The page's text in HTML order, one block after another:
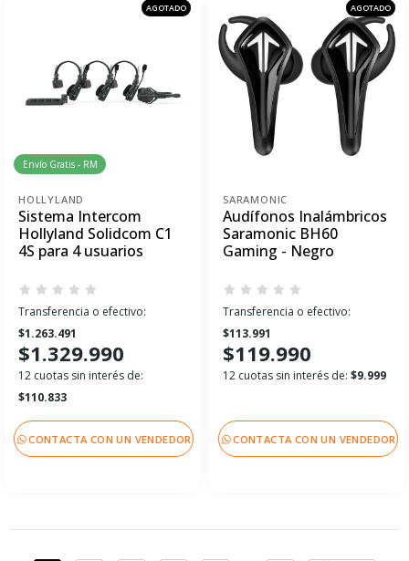
AGOTADO
Envío Gratis - RM
HOLLYLAND
Sistema Intercom
Hollyland Solidcom C1
4S para 4 usuarios
Transferencia o efectivo:
$1.263.491
$1.329.990
12 cuotas sin interés de:
$110.833
CONTACTA CON UN VENDEDOR
AGOTADO
SARAMONIC
Audífonos Inalámbricos
Saramonic BH60
Gaming - Negro
Transferencia o efectivo:
$113.991
$119.990
12 cuotas sin interés de: $9.999
CONTACTA CON UN VENDEDOR